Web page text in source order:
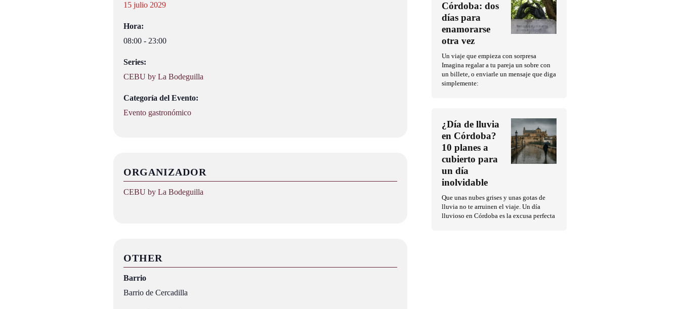
15 julio 2029
Hora:
08:00 - 23:00
Series:
CEBU by La Bodeguilla
Categoría del Evento:
Evento gastronómico
ORGANIZADOR
CEBU by La Bodeguilla
OTHER
Barrio
Barrio de Cercadilla
Córdoba: dos
días para
enamorarse
otra vez
Un viaje que empieza con sorpresa
Imagina regalar a tu pareja un sobre con
un billete, o enviarle un mensaje que diga
simplemente:
¿Día de lluvia
en Córdoba?
10 planes a
cubierto para
un día
inolvidable
Que unas nubes grises y unas gotas de
lluvia no te arruinen el viaje. Un día
lluvioso en Córdoba es la excusa perfecta